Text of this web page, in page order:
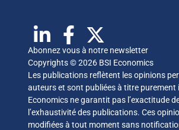
Abonnez vous à notre newsletter
Copyrights © 2026 BSI Economics
Les publications reflètent les opinions
auteurs et sont publiées à titre purement
Economics ne garantit pas l’exactitude
l’exhaustivité des publications. Ces
modifiées à tout moment sans